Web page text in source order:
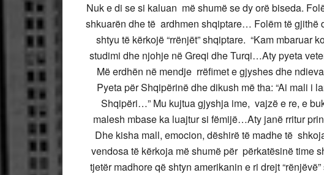
Nuk e di se si kaluan më shumë se dy orë biseda.
shkuarën dhe të ardhmen shqiptare… Folëm të gjithë
shtyu të kërkojë “rrënjët” shqiptare. “Kam mbaruar
studimi dhe njohje në Greqi dhe Turqi…Aty pyeta
Më erdhën në mendje rrëfimet e gjyshes dhe
Pyeta për Shqipërinë dhe dikush më tha: “Ai mali
Shqipëri…” Mu kujtua gjyshja ime, vajzë e re, e
malesh mbase ka luajtur si fëmijë…Aty janë rritur
Dhe kisha mall, emocion, dëshirë të madhe të
vendosa të kërkoja më shumë për përkatësinë time
tjetër madhore që shtyn amerikanin e ri drejt